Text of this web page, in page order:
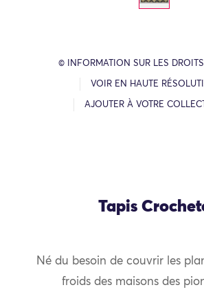
© INFORMATION SUR LES DROITS
VOIR EN HAUTE
AJOUTER À VOTRE
Tapis
Né du besoin de couvrir les
froids des maisons des